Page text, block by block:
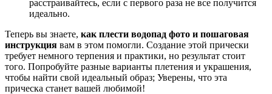
расстраивайтесь, если с первого раза не все получится
идеально.
Теперь вы знаете, как плести водопад фото и пошаговая
инструкция вам в этом помогли. Создание этой прически
требует немного терпения и практики, но результат стоит
того. Попробуйте разные варианты плетения и украшения,
чтобы найти свой идеальный образ; Уверены, что эта
прическа станет вашей любимой!